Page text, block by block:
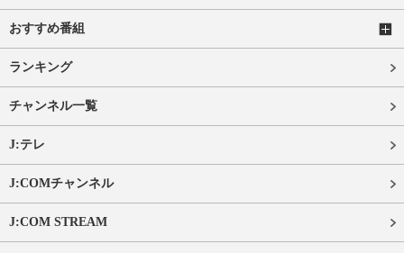
おすすめ番組
ランキング
チャンネル一覧
J:テレ
J:COMチャンネル
J:COM STREAM